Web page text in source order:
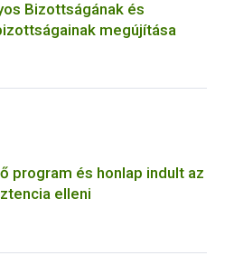
Bizottságának és
megújítása
program és honlap indult az
elleni